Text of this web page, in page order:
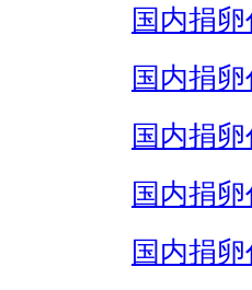
国内捐
国内捐
国内捐
国内捐
国内捐